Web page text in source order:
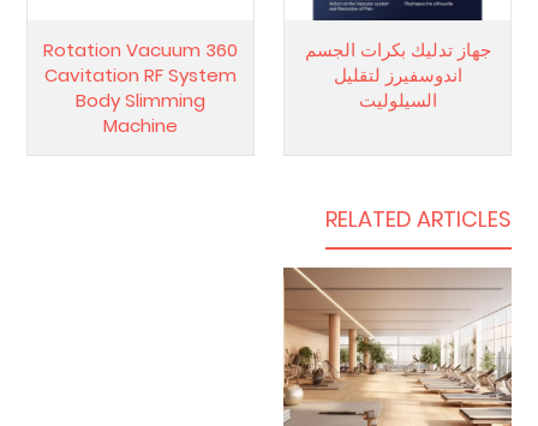
جهاز تدليك بكرات الجسم
اندوسفيرز لتقليل
السيلوليت
360 Rotation Vacuum
Cavitation RF System
Body Slimming
Machine
RELATED ARTICLES